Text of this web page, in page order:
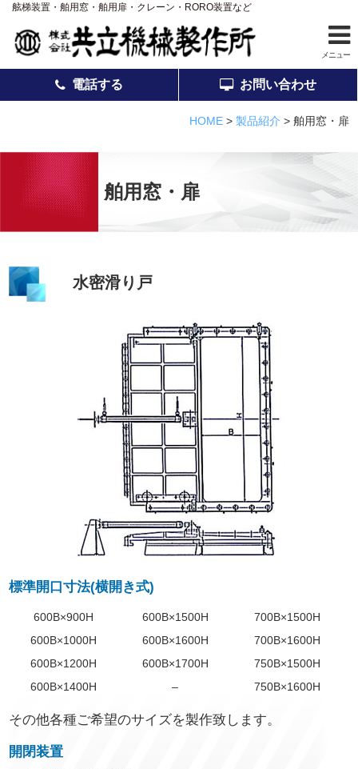
ホーム
製品紹介
アフターサービス
会社案内
動画ギャラリー
製品カタログ
お問い合わせ
業務に関するお問い合わせ
サイトマップ
舷梯装置・舶用窓・舶用扉・クレーン・RORO装置など
メニュー
電話する お問い合わせ
HOME> 製品紹介 > 舶用窓・扉
舶用窓・扉
水密滑り戸
標準開口寸法(横開き式)
600B×900H 600B×1500H
700B×1500H
600B×1000H
600B×1600H
700B×1600H
600B×1200H
600B×1700H
750B×1500H
600B×1400H
– 750B×1600H
その他各種ご希望のサイズを製作致します。
開閉装置